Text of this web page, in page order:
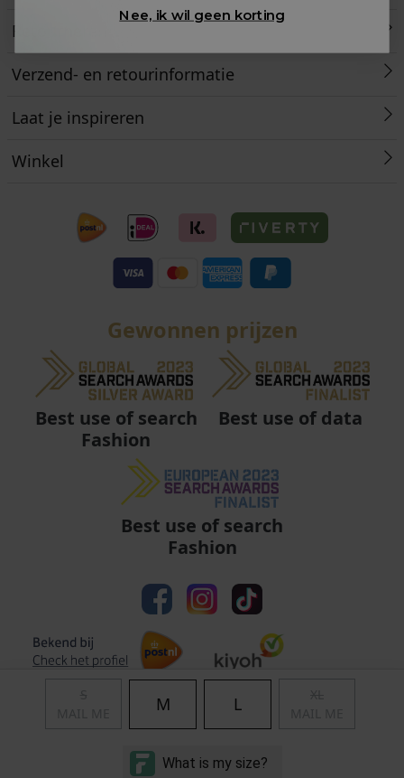
M L
Retourneren
Verzend- en retourinformatie
Laat je inspireren
Winkel
Gewonnen prijzen
Best use of search
Fashion
Best use of data
Best use of search
Fashion
Algemene voorwaarden | Privacy
Nee, ik wil geen korting